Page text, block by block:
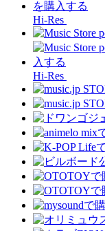
Hi-Res
Hi-Res